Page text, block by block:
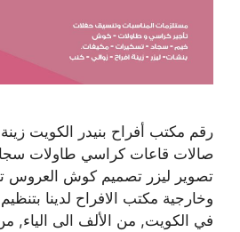
رقم مكتب أفراح بنيدر الكويت
صالات قاعات كراسي طاولات
تصوير ليزر تصميم كوش العروس
وخارجية مكتب الافراح لدينا
في الكويت, من الألف الى الياء,